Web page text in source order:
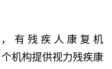
有残疾人康复机
个机构提供视力残疾康